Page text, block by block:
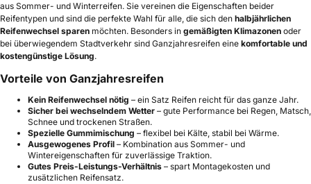
aus Sommer- und Winterreifen. Sie vereinen die Eigenschaften beider
Reifentypen und sind die perfekte Wahl für alle, die sich den halbjährlichen
Reifenwechsel sparen möchten. Besonders in gemäßigten Klimazonen oder
bei überwiegendem Stadtverkehr sind Ganzjahresreifen eine komfortable und
kostengünstige Lösung.
Vorteile von Ganzjahresreifen
Kein Reifenwechsel nötig – ein Satz Reifen reicht für das ganze Jahr.
Sicher bei wechselndem Wetter – gute Performance bei Regen, Matsch,
Schnee und trockenen Straßen.
Spezielle Gummimischung – flexibel bei Kälte, stabil bei Wärme.
Ausgewogenes Profil – Kombination aus Sommer- und
Wintereigenschaften für zuverlässige Traktion.
Gutes Preis-Leistungs-Verhältnis – spart Montagekosten und
zusätzlichen Reifensatz.